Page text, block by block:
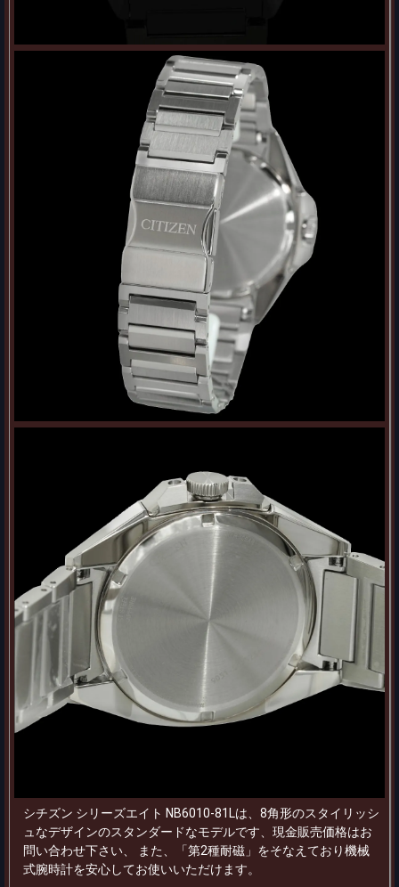
シチズン シリーズエイト NB6010-81Lは、8角形のスタイリッシ
ュなデザインのスタンダードなモデルです、現金販売価格はお
問い合わせ下さい、 また、「第2種耐磁」をそなえており機械
式腕時計を安心してお使いいただけます。